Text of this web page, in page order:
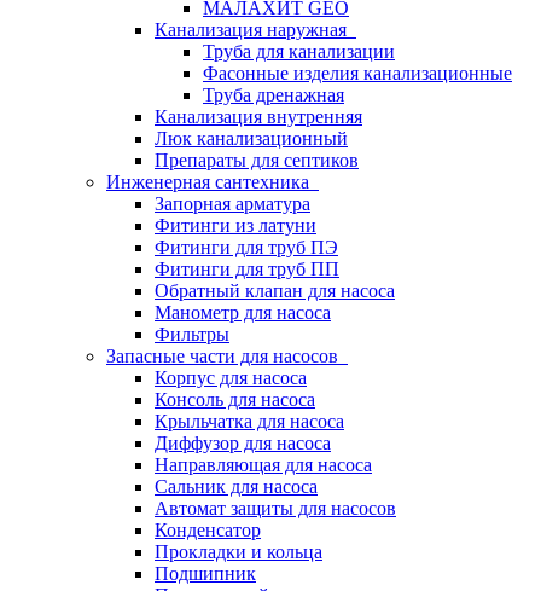
МАЛАХИТ GEO
Канализация наружная
Труба для канализации
Фасонные изделия канализационные
Труба дренажная
Канализация внутренняя
Люк канализационный
Препараты для септиков
Инженерная сантехника
Запорная арматура
Фитинги из латуни
Фитинги для труб ПЭ
Фитинги для труб ПП
Обратный клапан для насоса
Манометр для насоса
Фильтры
Запасные части для насосов
Корпус для насоса
Консоль для насоса
Крыльчатка для насоса
Диффузор для насоса
Направляющая для насоса
Сальник для насоса
Автомат защиты для насосов
Конденсатор
Прокладки и кольца
Подшипник